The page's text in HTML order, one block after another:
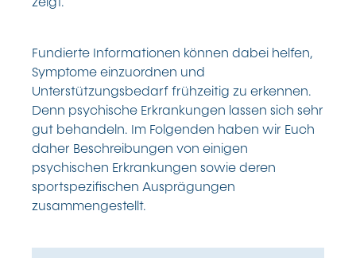
Fundierte Informationen können dabei helfen,
Symptome einzuordnen und
Unterstützungsbedarf frühzeitig zu erkennen.
Denn psychische Erkrankungen lassen sich sehr
gut behandeln. Im Folgenden haben wir Euch
daher Beschreibungen von einigen
psychischen Erkrankungen sowie deren
sportspezifischen Ausprägungen
zusammengestellt.